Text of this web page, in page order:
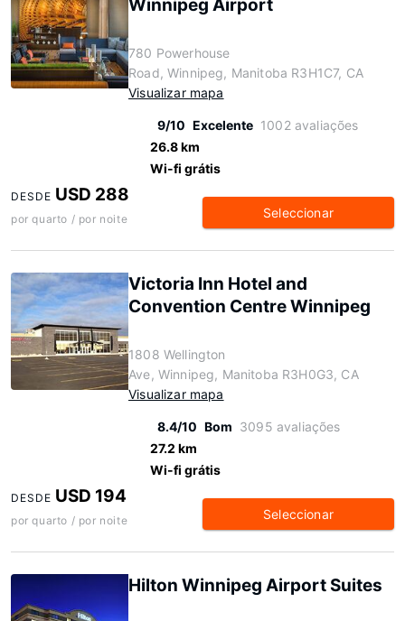
Winnipeg Airport
780 Powerhouse
Road, Winnipeg, Manitoba R3H1C7, CA
Visualizar mapa
9/10 Excelente 1002 avaliações
26.8 km
Wi-fi grátis
DESDE USD 288
por quarto / por noite Seleccionar
Victoria Inn Hotel and
Convention Centre Winnipeg
1808 Wellington
Ave, Winnipeg, Manitoba R3H0G3, CA
Visualizar mapa
8.4/10 Bom 3095 avaliações
27.2 km
Wi-fi grátis
DESDE USD 194
por quarto / por noite Seleccionar
Hilton Winnipeg Airport Suites